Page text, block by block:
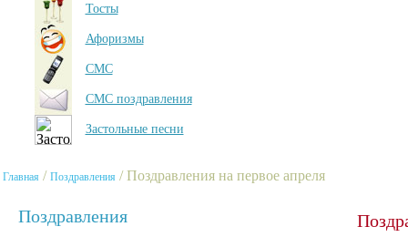
Тосты
Афоризмы
СМС
СМС поздравления
Застольные песни
Главная / Поздравления / Поздравления на первое апреля
Поздравления